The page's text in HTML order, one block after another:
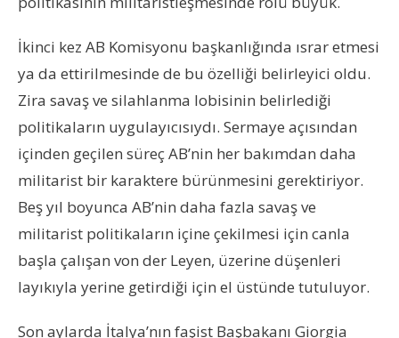
İkinci kez AB Komisyonu başkanlığında ısrar etmesi
ya da ettirilmesinde de bu özelliği belirleyici oldu.
Zira savaş ve silahlanma lobisinin belirlediği
politikaların uygulayıcısıydı. Sermaye açısından
içinden geçilen süreç AB’nin her bakımdan daha
militarist bir karaktere bürünmesini gerektiriyor.
Beş yıl boyunca AB’nin daha fazla savaş ve
militarist politikaların içine çekilmesi için canla
başla çalışan von der Leyen, üzerine düşenleri
layıkıyla yerine getirdiği için el üstünde tutuluyor.
Son aylarda İtalya’nın faşist Başbakanı Giorgia